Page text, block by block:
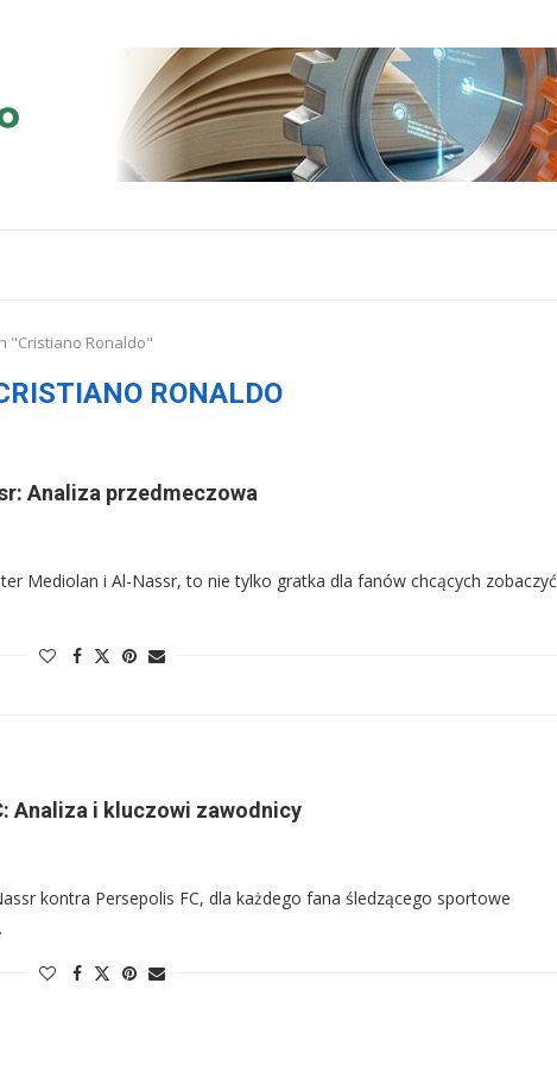
"Cristiano Ronaldo"
RONALDO
Analiza przedmeczowa
Mediolan i Al-Nassr, to nie tylko gratka dla fanów chcących zobaczyć
Analiza i kluczowi zawodnicy
kontra Persepolis FC, dla każdego fana śledzącego sportowe